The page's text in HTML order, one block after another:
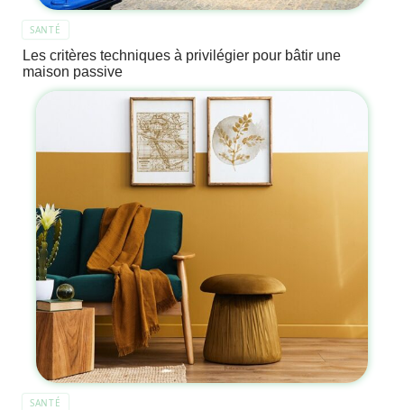
SANTÉ
Les critères techniques à privilégier pour bâtir une
maison passive
SANTÉ